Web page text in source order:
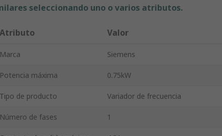
seleccionando uno o varios atributos.
Atributo Valor
Marca Siemens
Potencia máxima 0.75kW
Tipo de producto Variador de frecuencia
Número de fases 1